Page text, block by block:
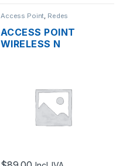
Access Point Redes
ACCESS POINT
WIRELESS N